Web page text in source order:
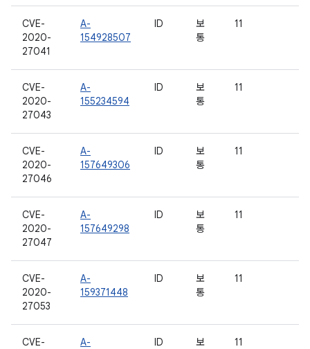
CVE-
2020-
27041
A-
154928507
ID
보
통
11
CVE-
2020-
27043
A-
155234594
ID
보
통
11
CVE-
2020-
27046
A-
157649306
ID
보
통
11
CVE-
2020-
27047
A-
157649298
ID
보
통
11
CVE-
2020-
27053
A-
159371448
ID
보
통
11
CVE-
A-
ID
보
11